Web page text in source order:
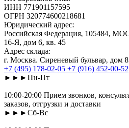
ИНН 771901157595
ОГРН 320774600218681
Юридический адрес:
Российская Федерация, 105484,
16-Я, дом 6, кв. 45
Адрес склада:
г. Москва. Сиреневый бульвар, дом
+7 (495) 178-02-05 +7 (916) 452-00-52
►►►Пн-Пт
10:00-20:00 Прием звонков,
заказов, отгрузки и доставки
►►►Сб-Вс